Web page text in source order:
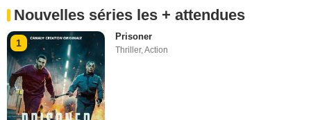
Nouvelles séries les + attendues
1
Prisoner
Thriller,Action